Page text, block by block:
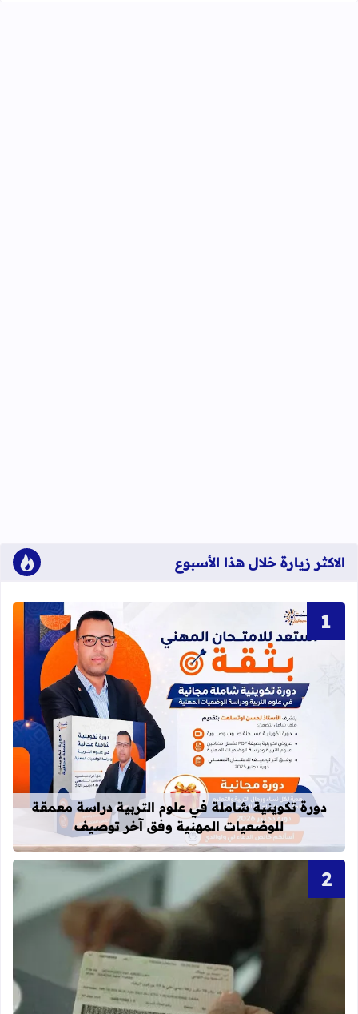
الاكثر زيارة خلال هذا الأسبوع
قراءة المزيد عن دورة تكوينية
دورة تكوينية شاملة في علوم التربية دراسة معمقة
للوضعيات المهنية وفق آخر توصيف
قراءة المزيد عن أحرف و أرقام